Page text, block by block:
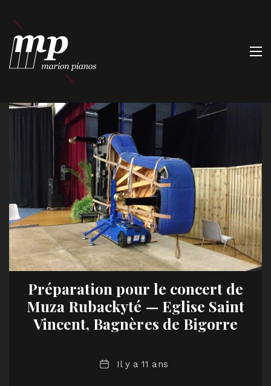
Préparation pour le concert de
Muza Rubackyté — Eglise Saint
Vincent, Bagnères de Bigorre
DateIl y a 11 ans